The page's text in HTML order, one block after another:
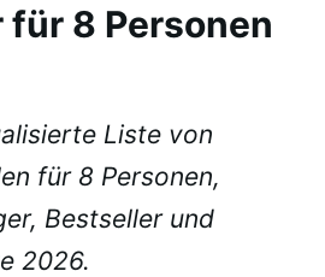
8 Personen
Liste von
für 8 Personen,
Bestseller und
2026.